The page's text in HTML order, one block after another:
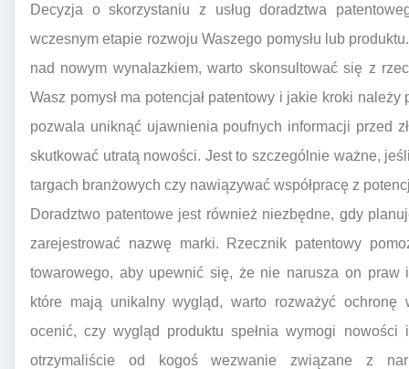
Decyzja o skorzystaniu z usług doradztwa
wczesnym etapie rozwoju Waszego pomysłu lub
nad nowym wynalazkiem, warto skonsultować się z
Wasz pomysł ma potencjał patentowy i jakie kroki
pozwala uniknąć ujawnienia poufnych informacji przed
skutkować utratą nowości. Jest to szczególnie ważne,
targach branżowych czy nawiązywać współpracę z
Doradztwo patentowe jest również niezbędne, gdy
zarejestrować nazwę marki. Rzecznik patentowy
towarowego, aby upewnić się, że nie narusza on praw
które mają unikalny wygląd, warto rozważyć ochronę
ocenić, czy wygląd produktu spełnia wymogi
otrzymaliście od kogoś wezwanie związane z